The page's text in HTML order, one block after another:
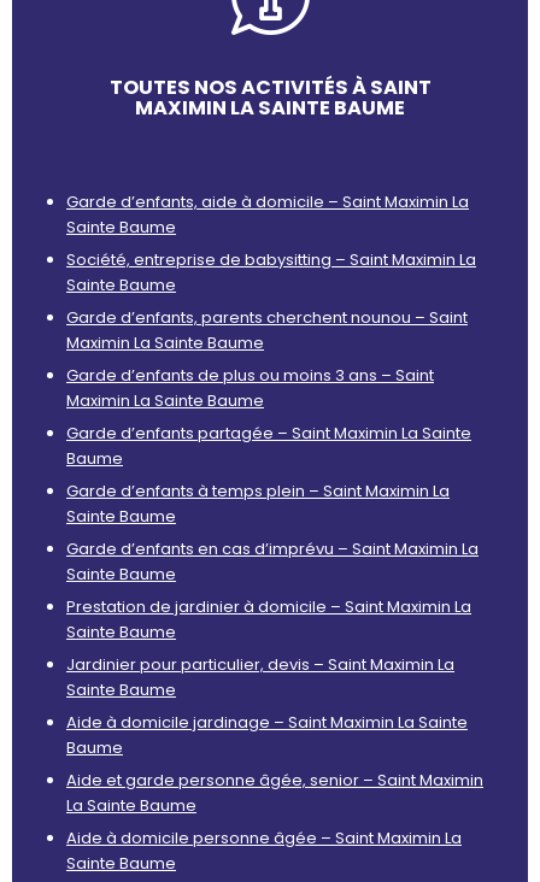
TOUTES NOS ACTIVITÉS À SAINT
MAXIMIN LA SAINTE BAUME
Garde d’enfants, aide à domicile – Saint Maximin La
Sainte Baume
Société, entreprise de babysitting – Saint Maximin La
Sainte Baume
Garde d’enfants, parents cherchent nounou – Saint
Maximin La Sainte Baume
Garde d’enfants de plus ou moins 3 ans – Saint
Maximin La Sainte Baume
Garde d’enfants partagée – Saint Maximin La Sainte
Baume
Garde d’enfants à temps plein – Saint Maximin La
Sainte Baume
Garde d’enfants en cas d’imprévu – Saint Maximin La
Sainte Baume
Prestation de jardinier à domicile – Saint Maximin La
Sainte Baume
Jardinier pour particulier, devis – Saint Maximin La
Sainte Baume
Aide à domicile jardinage – Saint Maximin La Sainte
Baume
Aide et garde personne âgée, senior – Saint Maximin
La Sainte Baume
Aide à domicile personne âgée – Saint Maximin La
Sainte Baume